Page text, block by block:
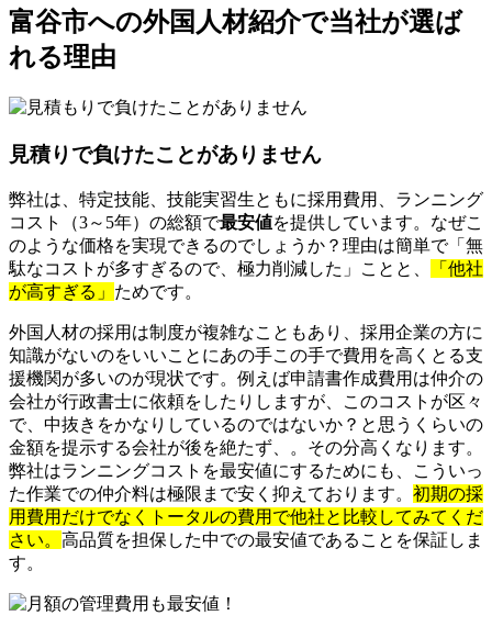
富谷市への外国人材紹介で当社が選ば
れる理由
見積りで負けたことがありません
弊社は、特定技能、技能実習生ともに採用費用、ランニング
コスト（3～5年）の総額で最安値を提供しています。なぜこ
のような価格を実現できるのでしょうか？理由は簡単で「無
駄なコストが多すぎるので、極力削減した」ことと、
「他社
が高すぎる」 ためです。
外国人材の採用は制度が複雑なこともあり、採用企業の方に
知識がないのをいいことにあの手この手で費用を高くとる支
援機関が多いのが現状です。例えば申請書作成費用は仲介の
会社が行政書士に依頼をしたりしますが、このコストが区々
で、中抜きをかなりしているのではないか？と思うくらいの
金額を提示する会社が後を絶たず、。その分高くなります。
弊社はランニングコストを最安値にするためにも、こういっ
た作業での仲介料は極限まで安く抑えております。 初期の採
用費用だけでなくトータルの費用で他社と比較してみてくだ
さい。 高品質を担保した中での最安値であることを保証しま
す。